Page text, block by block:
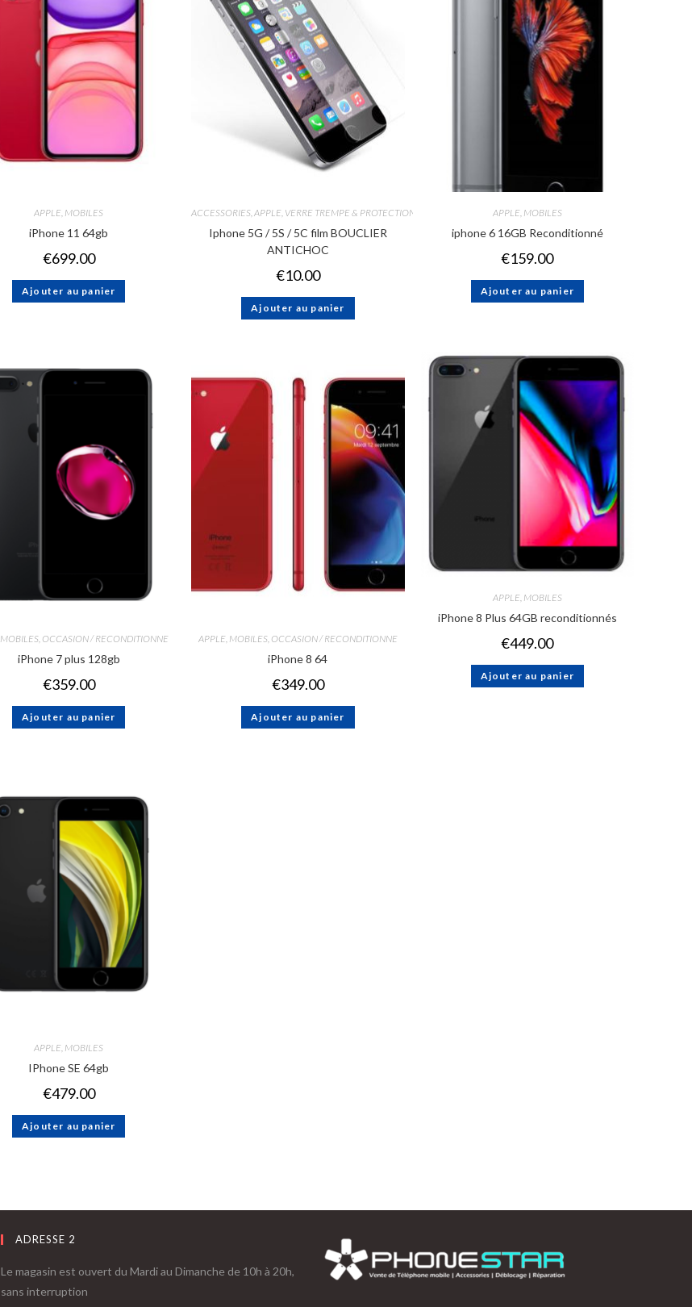
APPLE, MOBILES
iPhone 11 64gb
€699.00
Ajouter au panier
ACCESSORIES,APPLE, VERRE TREMPE & PROTECTION
Iphone 5G / 5S / 5C film BOUCLIER
ANTICHOC
€10.00
Ajouter au panier
APPLE, MOBILES
iphone 6 16GB Reconditionné
€159.00
Ajouter au panier
MOBILES, OCCASION / RECONDITIONNE
iPhone 7 plus 128gb
€359.00
Ajouter au panier
APPLE, MOBILES, OCCASION / RECONDITIONNE
iPhone 8 64
€349.00
Ajouter au panier
APPLE, MOBILES
iPhone 8 Plus 64GB reconditionnés
€449.00
Ajouter au panier
APPLE, MOBILES
IPhone SE 64gb
€479.00
Ajouter au panier
ADRESSE 2
Le magasin est ouvert du Mardi au Dimanche de 10h à 20h,
sans interruption